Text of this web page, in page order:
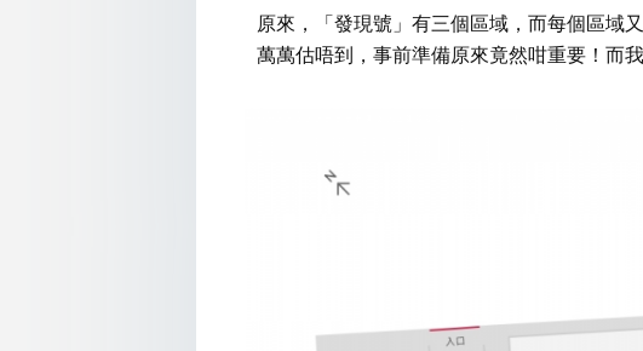
原來，「發現號」有三個區域，而每個區域又
萬萬估唔到，事前準備原來竟然咁重要！而